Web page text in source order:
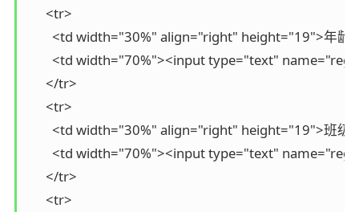
      <tr>
<td width="30%" align="right" height="19">年
<td width="70%"><input type="text"
      </tr>
      <tr>
<td width="30%" align="right" height="19">班
<td width="70%"><input type="text"
      </tr>
      <tr>